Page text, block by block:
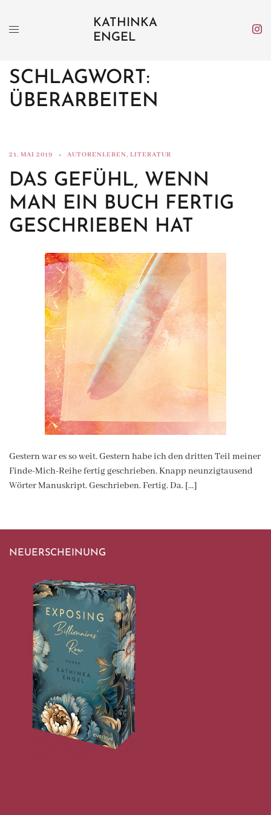
Inhalt
KATHINKA
ENGEL
SCHLAGWORT:
ÜBERARBEITEN
21. MAI 2019 AUTORENLEBEN, LITERATUR
DAS GEFÜHL, WENN
MAN EIN BUCH FERTIG
GESCHRIEBEN HAT
Gestern war es so weit. Gestern habe ich den dritten Teil meiner
Finde-Mich-Reihe fertig geschrieben. Knapp neunzigtausend
Wörter Manuskript. Geschrieben. Fertig. Da. […]
NEUERSCHEINUNG